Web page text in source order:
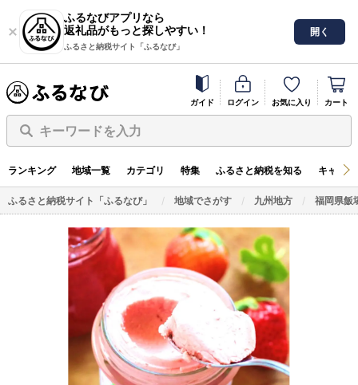
ふるなびアプリなら
返礼品がもっと探しやすい！
ふるさと納税サイト「ふるなび」
開く
ガイド ログイン お気に入り カート
キーワードを入力
ランキング 地域一覧 カテゴリ 特集 ふるさと納税を知る キャン
ふるさと納税サイト「ふるなび」 地域でさがす 九州地方 福岡県飯